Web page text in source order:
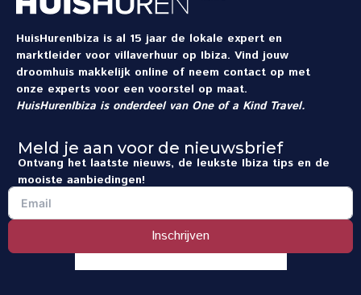
HuisHurenIbiza is al 15 jaar de lokale expert en
marktleider voor villaverhuur op Ibiza. Vind jouw
droomhuis makkelijk online of neem contact op met
onze experts voor een voorstel op maat.
HuisHurenIbiza is onderdeel van One of a Kind Travel.
Meld je aan voor de nieuwsbrief
Ontvang het laatste nieuws, de leukste Ibiza tips en de
mooiste aanbiedingen!
Inschrijven